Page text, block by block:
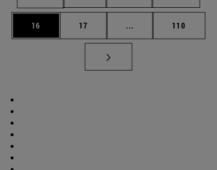
Página
16 Página
17 ... Páginas intermedias
Página
110